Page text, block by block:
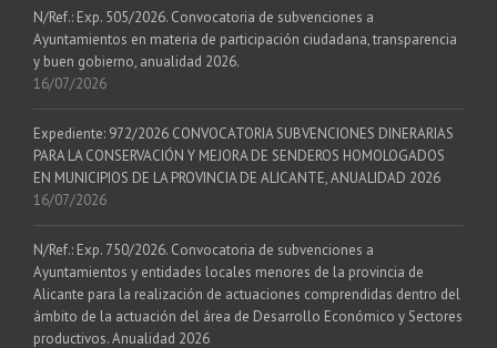
N/Ref.: Exp. 505/2026. Convocatoria de subvenciones a
Ayuntamientos en materia de participación ciudadana, transparencia
y buen gobierno, anualidad 2026.
16/07/2026
Expediente: 972/2026 CONVOCATORIA SUBVENCIONES DINERARIAS
PARA LA CONSERVACIÓN Y MEJORA DE SENDEROS HOMOLOGADOS
EN MUNICIPIOS DE LA PROVINCIA DE ALICANTE, ANUALIDAD 2026
16/07/2026
N/Ref.: Exp. 750/2026. Convocatoria de subvenciones a
Ayuntamientos y entidades locales menores de la provincia de
Alicante para la realización de actuaciones comprendidas dentro del
ámbito de la actuación del área de Desarrollo Económico y Sectores
productivos. Anualidad 2026